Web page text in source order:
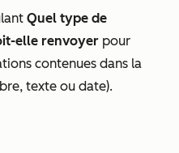
Quel type de
elle renvoyer pour
contenues dans la
texte ou date).